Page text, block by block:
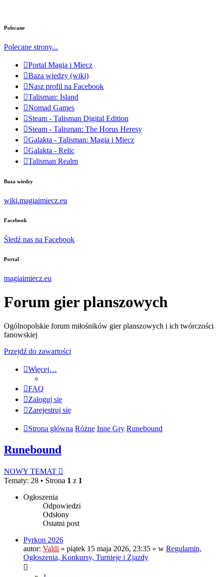
Polecane
Polecane strony...
Portal Magia i Miecz
Baza wiedzy (wiki)
Nasz profil na Facebook
Talisman: Island
Nomad Games
Steam - Talisman Digital Edition
Steam - Talisman: The Horus Heresy
Galakta - Talisman: Magia i Miecz
Galakta - Relic
Talisman Realm
Baza wiedzy
wiki.magiaimiecz.eu
Facebook
Śledź nas na Facebook
Portal
magiaimiecz.eu
Forum gier planszowych
Ogólnopolskie forum miłośników gier planszowych i ich twórczości
fanowskiej
Przejdź do zawartości
Więcej…
FAQ
Zaloguj się
Zarejestruj się
Strona główna Różne Inne Gry Runebound
Runebound
NOWY TEMAT
Tematy: 28 • Strona 1 z 1
Ogłoszenia
Odpowiedzi
Odsłony
Ostatni post
Pyrkon 2026
autor: Valdi » piątek 15 maja 2026, 23:35 » w Regulamin,
Ogłoszenia, Konkursy, Turnieje i Zjazdy